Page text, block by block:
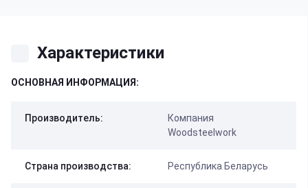
Характеристики
ОСНОВНАЯ ИНФОРМАЦИЯ:
Производитель:
Компания
Woodsteelwork
Страна производства: Республика Беларусь